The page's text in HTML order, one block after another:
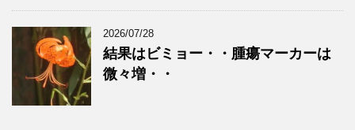
2026/07/28
結果はビミョー・・腫瘍マーカーは
微々増・・